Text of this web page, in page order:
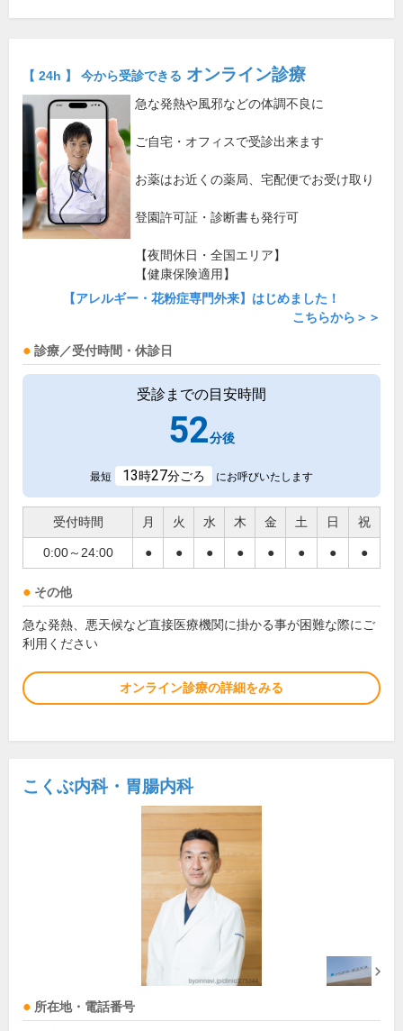
【 24h 】 今から受診できる オンライン診療
急な発熱や風邪などの体調不良に
ご自宅・オフィスで受診出来ます
お薬はお近くの薬局、宅配便でお受け取り
登園許可証・診断書も発行可
【夜間休日・全国エリア】
【健康保険適用】
【アレルギー・花粉症専門外来】はじめました！
こちらから＞＞
診療／受付時間・休診日
受診までの目安時間
52分後
最短 13時27分ごろ にお呼びいたします
受付時間 月 火 水 木 金 土 日 祝
0:00～24:00 ● ● ● ● ● ● ● ●
その他
急な発熱、悪天候など直接医療機関に掛かる事が困難な際にご
利用ください
オンライン診療の詳細をみる
こくぶ内科・胃腸内科
所在地・電話番号